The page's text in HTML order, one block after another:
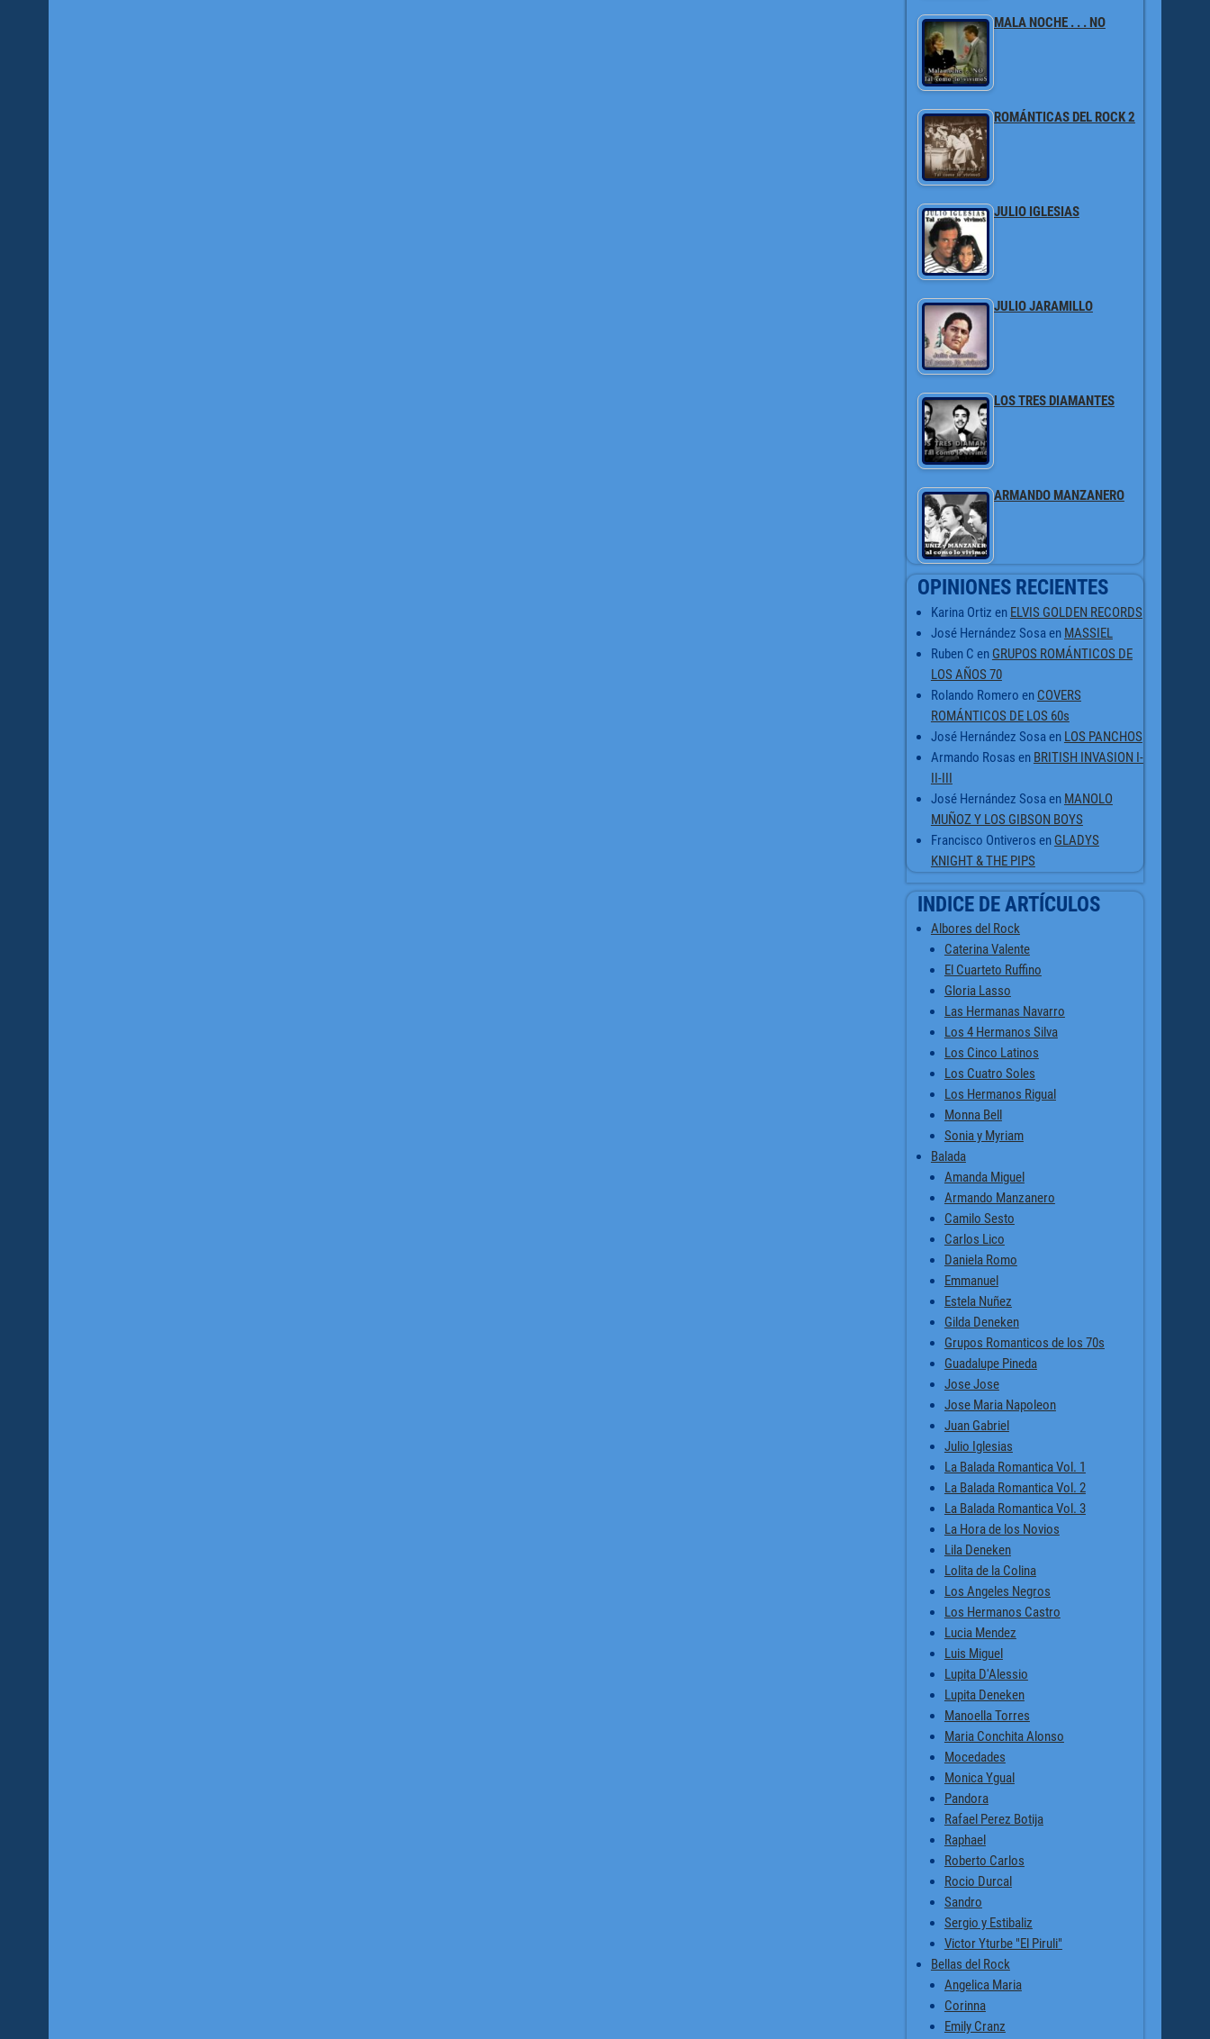
MALA NOCHE . . . NO
ROMÁNTICAS DEL ROCK 2
JULIO IGLESIAS
JULIO JARAMILLO
LOS TRES DIAMANTES
ARMANDO MANZANERO
OPINIONES RECIENTES
Karina Ortiz en ELVIS GOLDEN RECORDS
José Hernández Sosa en MASSIEL
Ruben C en GRUPOS ROMÁNTICOS DE
LOS AÑOS 70
Rolando Romero en COVERS
ROMÁNTICOS DE LOS 60s
José Hernández Sosa en LOS PANCHOS
Armando Rosas en BRITISH INVASION I-
II-III
José Hernández Sosa en MANOLO
MUÑOZ Y LOS GIBSON BOYS
Francisco Ontiveros en GLADYS
KNIGHT & THE PIPS
INDICE DE ARTÍCULOS
Albores del Rock
Caterina Valente
El Cuarteto Ruffino
Gloria Lasso
Las Hermanas Navarro
Los 4 Hermanos Silva
Los Cinco Latinos
Los Cuatro Soles
Los Hermanos Rigual
Monna Bell
Sonia y Myriam
Balada
Amanda Miguel
Armando Manzanero
Camilo Sesto
Carlos Lico
Daniela Romo
Emmanuel
Estela Nuñez
Gilda Deneken
Grupos Romanticos de los 70s
Guadalupe Pineda
Jose Jose
Jose Maria Napoleon
Juan Gabriel
Julio Iglesias
La Balada Romantica Vol. 1
La Balada Romantica Vol. 2
La Balada Romantica Vol. 3
La Hora de los Novios
Lila Deneken
Lolita de la Colina
Los Angeles Negros
Los Hermanos Castro
Lucia Mendez
Luis Miguel
Lupita D'Alessio
Lupita Deneken
Manoella Torres
Maria Conchita Alonso
Mocedades
Monica Ygual
Pandora
Rafael Perez Botija
Raphael
Roberto Carlos
Rocio Durcal
Sandro
Sergio y Estibaliz
Victor Yturbe "El Piruli"
Bellas del Rock
Angelica Maria
Corinna
Emily Cranz